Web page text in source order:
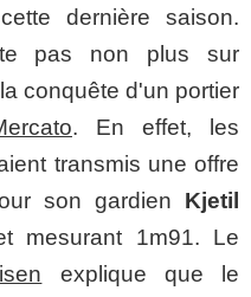
dernière saison.
pas non plus sur
conquête d'un portier
. En effet, les
transmis une offre
son gardien Kjetil
mesurant 1m91. Le
explique que le